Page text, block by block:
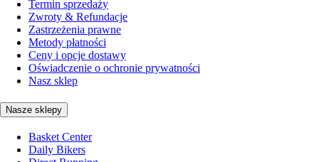
Termin sprzedaży
Zwroty & Refundacje
Zastrzeżenia prawne
Metody płatności
Ceny i opcje dostawy
Oświadczenie o ochronie prywatności
Nasz sklep
Nasze sklepy
Basket Center
Daily Bikers